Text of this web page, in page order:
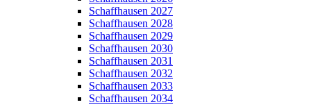
Schaffhausen 2027
Schaffhausen 2028
Schaffhausen 2029
Schaffhausen 2030
Schaffhausen 2031
Schaffhausen 2032
Schaffhausen 2033
Schaffhausen 2034